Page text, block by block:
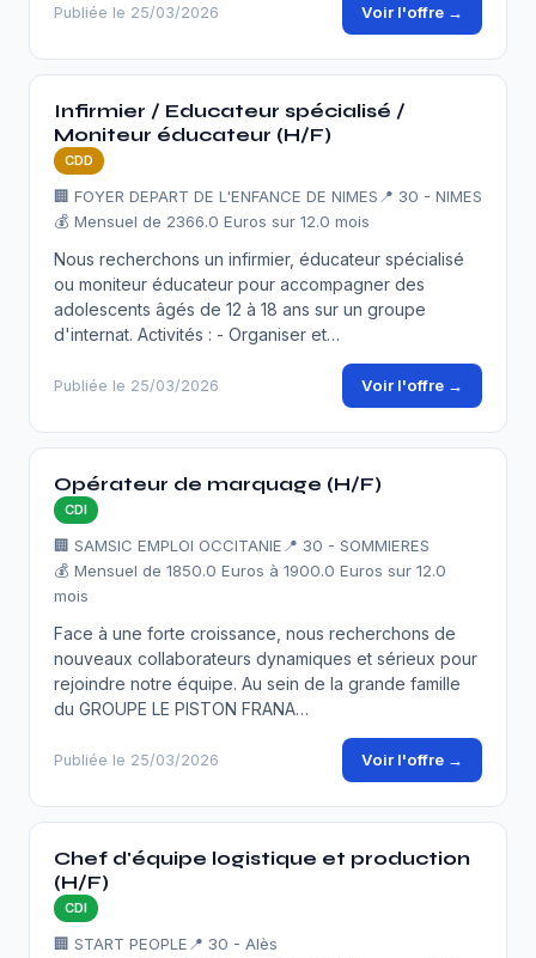
Publiée le 25/03/2026 Voir l'offre →
Infirmier / Educateur spécialisé /
Moniteur éducateur (H/F)
CDD
🏢 FOYER DEPART DE L'ENFANCE DE NIMES 📍 30 - NIMES
💰 Mensuel de 2366.0 Euros sur 12.0 mois
Nous recherchons un infirmier, éducateur spécialisé
ou moniteur éducateur pour accompagner des
adolescents âgés de 12 à 18 ans sur un groupe
d'internat. Activités : - Organiser et…
Publiée le 25/03/2026 Voir l'offre →
Opérateur de marquage (H/F)
CDI
🏢 SAMSIC EMPLOI OCCITANIE 📍 30 - SOMMIERES
💰 Mensuel de 1850.0 Euros à 1900.0 Euros sur 12.0
mois
Face à une forte croissance, nous recherchons de
nouveaux collaborateurs dynamiques et sérieux pour
rejoindre notre équipe. Au sein de la grande famille
du GROUPE LE PISTON FRANA…
Publiée le 25/03/2026 Voir l'offre →
Chef d'équipe logistique et production
(H/F)
CDI
🏢 START PEOPLE 📍 30 - Alès